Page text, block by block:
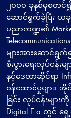
၂၀၀၀ ခုနှစ်မှစတ
ဆောင်ရွက်ခဲ့ပြီး
ပညာကဏ္ဍ၏ Market
များအားဆောင်ရွ
စီးပွားရေးလုပ်ငန်း
နှင့်ဒေတာဆိုင်ရာ
ဝန်ဆောင်မှုများ၊
ခြင်း လုပ်ငန်းမျာ
Digital Era တွင်